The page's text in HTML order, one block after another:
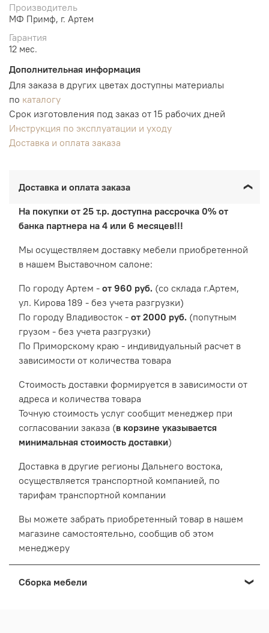
Производитель
МФ Примф, г. Артем
Гарантия
12 мес.
Дополнительная информация
Для заказа в других цветах доступны материалы
по каталогу
Срок изготовления под заказ от 15 рабочих дней
Инструкция по эксплуатации и уходу
Доставка и оплата заказа
Доставка и оплата заказа
На покупки от 25 т.р. доступна рассрочка 0% от
банка партнера на 4 или 6 месяцев!!!
Мы осуществляем доставку мебели приобретенной
в нашем Выставочном салоне:
По городу Артем - от 960 руб. (со склада г.Артем,
ул. Кирова 189 - без учета разгрузки)
По городу Владивосток - от 2000 руб. (попутным
грузом - без учета разгрузки)
По Приморскому краю - индивидуальный расчет в
зависимости от количества товара
Cтоимость доставки формируется в зависимости от
адреса и количества товара
Точную стоимость услуг сообщит менеджер при
согласовании заказа (в корзине указывается
минимальная стоимость доставки)
Доставка в другие регионы Дальнего востока,
осуществляется транспортной компанией, по
тарифам транспортной компании
Вы можете забрать приобретенный товар в нашем
магазине самостоятельно, сообщив об этом
менеджеру
Сборка мебели